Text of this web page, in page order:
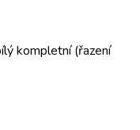
kompletní (řazení